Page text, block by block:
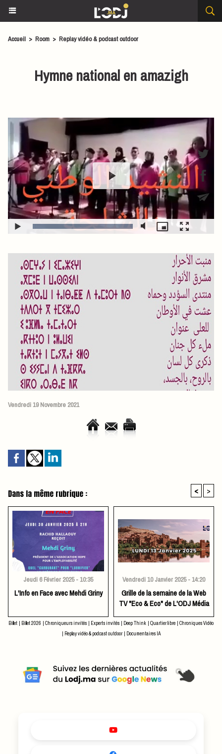
Accueil > Room > Replay vidéo & podcast outdoor
Hymne national en amazigh
Vendredi 19 Novembre 2021
Dans la même rubrique : < >
Jeudi 6 Février 2025 - 10:35
L'Info en Face avec Mehdi Griny
Vendredi 10 Janvier 2025 - 14:20
Grille de la semaine de la Web
TV "Eco & Eco" de L'ODJ Média
Billet Billet 2026 Chroniqueurs invités Experts invités Deep Think Quartier libre
Chroniques Vidéo
Replay vidéo & podcast outdoor Documentaires IA